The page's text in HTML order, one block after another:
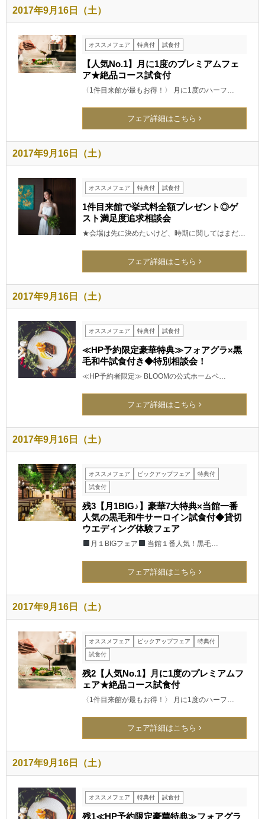
2017年9月16日（土）
オススメフェア 特典付 試食付
【人気No.1】月に1度のプレミアムフェ
ア★絶品コース試食付
〈1件目来館が最もお得！〉 月に1度のハーフ…
フェア詳細はこちら
2017年9月16日（土）
オススメフェア 特典付 試食付
1件目来館で挙式料全額プレゼント◎ゲ
スト満足度追求相談会
★会場は先に決めたいけど、時期に関してはまだ…
フェア詳細はこちら
2017年9月16日（土）
オススメフェア 特典付 試食付
≪HP予約限定豪華特典≫フォアグラ×黒
毛和牛試食付き◆特別相談会！
≪HP予約者限定≫ BLOOMの公式ホームペ…
フェア詳細はこちら
2017年9月16日（土）
オススメフェア ピックアップフェア
特典付
試食付
残3【月1BIG♪】豪華7大特典×当館一番
人気の黒毛和牛サーロイン試食付◆貸切
ウエディング体験フェア
月１BIGフェア 当館１番人気！黒毛…
フェア詳細はこちら
2017年9月16日（土）
オススメフェア ピックアップフェア
特典付
試食付
残2【人気No.1】月に1度のプレミアムフ
ェア★絶品コース試食付
〈1件目来館が最もお得！〉 月に1度のハーフ…
フェア詳細はこちら
2017年9月16日（土）
オススメフェア 特典付 試食付
残1≪HP予約限定豪華特典≫フォアグラ